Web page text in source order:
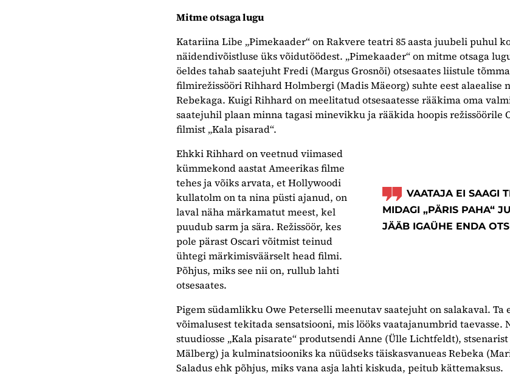
Mitme otsaga lugu
Katariina Libe „Pimekaader“ on Rakvere teatri 85 aasta juubeli puhul
näidendivõistluse üks võidutöödest. „Pimekaader“ on mitme otsaga
öeldes tahab saatejuht Fredi (Margus Grosnõi) otsesaates liistule
filmirežissööri Rihhard Holmbergi (Madis Mäeorg) suhte eest alaealise
Rebekaga. Kuigi Rihhard on meelitatud otsesaatesse rääkima oma
saatejuhil plaan minna tagasi minevikku ja rääkida hoopis režissöörile
filmist „Kala pisarad“.
VAATAJA EI SAAGI
MIDAGI „PÄRIS PAHA“
JÄÄB IGAÜHE ENDA
Ehkki Rihhard on veetnud viimased
kümmekond aastat Ameerikas filme
tehes ja võiks arvata, et Hollywoodi
kullatolm on ta nina püsti ajanud, on
laval näha märkamatut meest, kel
puudub sarm ja sära. Režissöör, kes
pole pärast Oscari võitmist teinud
ühtegi märkimisväärselt head filmi.
Põhjus, miks see nii on, rullub lahti
otsesaates.
Pigem südamlikku Owe Peterselli meenutav saatejuht on salakaval. Ta
võimalusest tekitada sensatsiooni, mis lööks vaatajanumbrid taevasse.
stuudiosse „Kala pisarate“ produtsendi Anne (Ülle Lichtfeldt),
Mälberg) ja kulminatsiooniks ka nüüdseks täiskasvanueas Rebeka
Saladus ehk põhjus, miks vana asja lahti kiskuda, peitub kättemaksus.